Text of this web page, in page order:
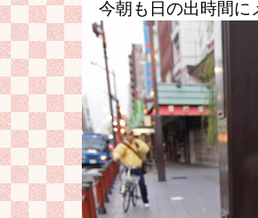
今朝も日の出時間に